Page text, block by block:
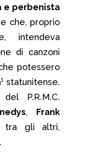
e perbenista
che, proprio
intendeva
di canzoni
potessero
statunitense.
P.R.M.C.
, Frank
gli altri,
.